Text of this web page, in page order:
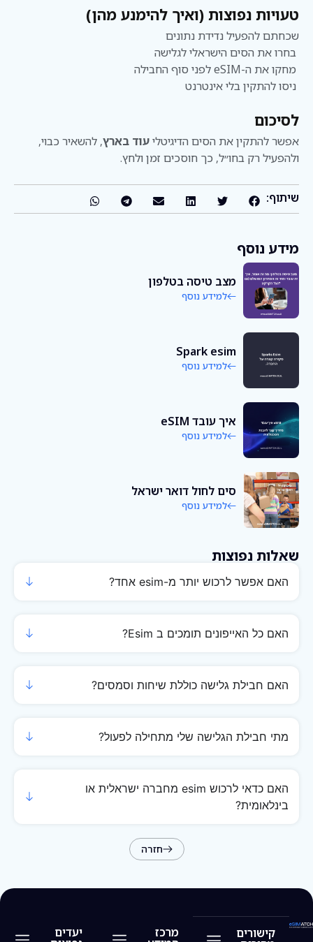
טעויות נפוצות (ואיך להימנע מהן)
שכחתם להפעיל נדידת נתונים
בחרו את הסים הישראלי לגלישה
מחקו את ה-eSIM לפני סוף החבילה
ניסו להתקין בלי אינטרנט
לסיכום
אפשר להתקין את הסים הדיגיטליעוד בארץ, להשאיר כבוי,
ולהפעיל רק בחו״ל, כך חוסכים זמן ולחץ.
שיתוף:
מידע נוסף
מצב טיסה בטלפון
למידע נוסף
Spark esim
למידע נוסף
איך עובד eSIM
למידע נוסף
סים לחול דואר ישראל
למידע נוסף
שאלות נפוצות
האם אפשר לרכוש יותר מ-esim אחד?
האם כל האייפונים תומכים ב Esim?
האם חבילת גלישה כוללת שיחות וסמסים?
מתי חבילת הגלישה שלי מתחילה לפעול?
האם כדאי לרכוש esim מחברה ישראלית או
בינלאומית?
חזרה
קישורים מרכז יעדים